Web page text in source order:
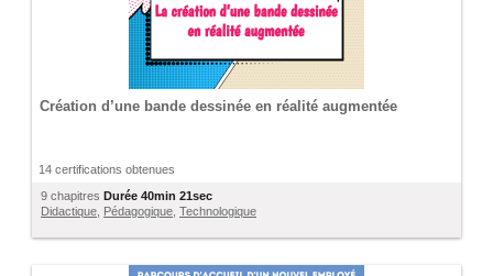
Création d’une bande dessinée en réalité augmentée
14 certifications obtenues
9 chapitres Durée 40min 21sec
Didactique Pédagogique Technologique